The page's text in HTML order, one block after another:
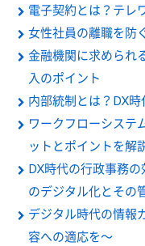
電子契約とは？テレ
女性社員の離職を防
金融機関に求められ
入のポイント
内部統制とは？DX
ワークフローシステ
ットとポイントを解
DX時代の行政事務の
のデジタル化とその
デジタル時代の情報
容への適応を～